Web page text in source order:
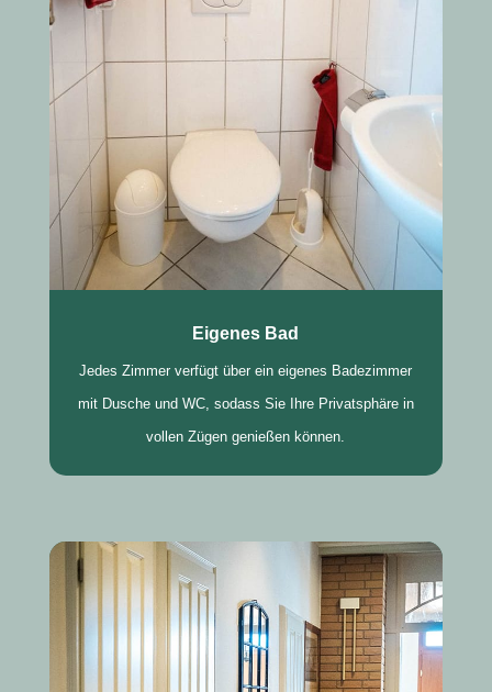
Eigenes Bad
Jedes Zimmer verfügt über ein eigenes Badezimmer
mit Dusche und WC, sodass Sie Ihre Privatsphäre in
vollen Zügen genießen können.